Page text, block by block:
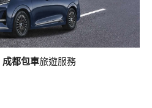
成都包車旅遊服務